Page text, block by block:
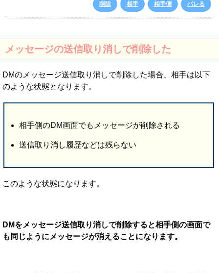
削除
相手 相手側 バレる
メッセージの送信取り消しで削除した
DMのメッセージ送信取り消しで削除した場合、相手は以下
のような状態となります。
相手側のDM画面でもメッセージが削除される
送信取り消し履歴などは残らない
このような状態になります。
DMをメッセージ送信取り消しで削除すると相手側の画面で
も同じようにメッセージが消えることになります。